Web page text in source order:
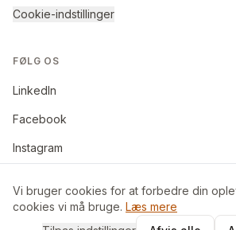
Cookie-indstillinger
FØLG OS
LinkedIn
Facebook
Instagram
©2026BoligByt ApS. Alle
Vi bruger cookies for at forbedre din
cookies vi må bruge. Læs mere